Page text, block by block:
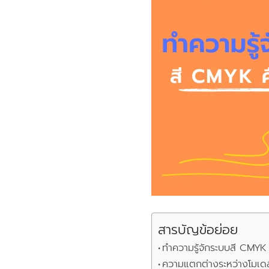
สารบัญข้อย่อย
ทำความรู้จักระบบสี CMYK
ความแตกต่างระหว่างโมเ